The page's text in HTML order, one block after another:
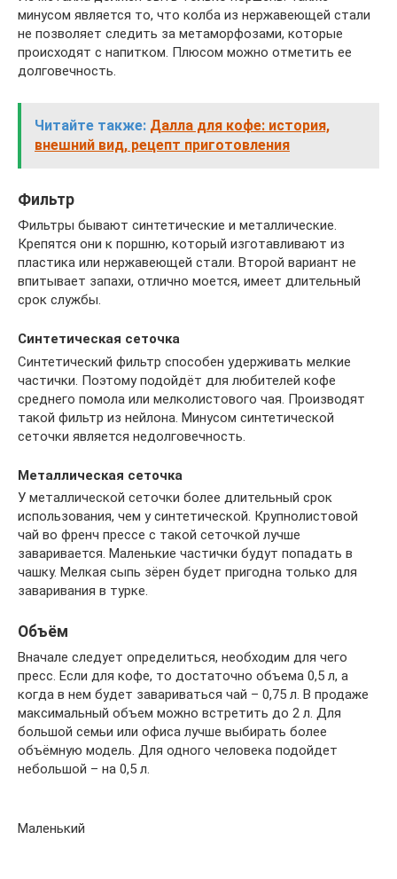
минусом является то, что колба из нержавеющей стали
не позволяет следить за метаморфозами, которые
происходят с напитком. Плюсом можно отметить ее
долговечность.
Читайте также: Далла для кофе: история,
внешний вид, рецепт приготовления
Фильтр
Фильтры бывают синтетические и металлические.
Крепятся они к поршню, который изготавливают из
пластика или нержавеющей стали. Второй вариант не
впитывает запахи, отлично моется, имеет длительный
срок службы.
Синтетическая сеточка
Синтетический фильтр способен удерживать мелкие
частички. Поэтому подойдёт для любителей кофе
среднего помола или мелколистового чая. Производят
такой фильтр из нейлона. Минусом синтетической
сеточки является недолговечность.
Металлическая сеточка
У металлической сеточки более длительный срок
использования, чем у синтетической. Крупнолистовой
чай во френч прессе с такой сеточкой лучше
заваривается. Маленькие частички будут попадать в
чашку. Мелкая сыпь зёрен будет пригодна только для
заваривания в турке.
Объём
Вначале следует определиться, необходим для чего
пресс. Если для кофе, то достаточно объема 0,5 л, а
когда в нем будет завариваться чай – 0,75 л. В продаже
максимальный объем можно встретить до 2 л. Для
большой семьи или офиса лучше выбирать более
объёмную модель. Для одного человека подойдет
небольшой – на 0,5 л.
Маленький